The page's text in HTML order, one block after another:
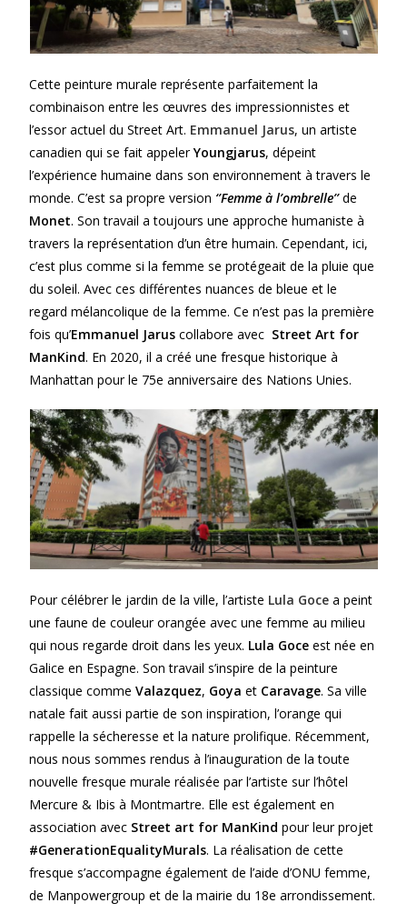
Cette peinture murale représente parfaitement la
combinaison entre les œuvres des impressionnistes et
l’essor actuel du Street Art. Emmanuel Jarus, un artiste
canadien qui se fait appelerYoungjarus, dépeint
l’expérience humaine dans son environnement à travers le
monde. C’est sa propre version ‘’Femme à l’ombrelle’’de
Monet. Son travail a toujours une approche humaniste à
travers la représentation d’un être humain. Cependant, ici,
c’est plus comme si la femme se protégeait de la pluie que
du soleil. Avec ces différentes nuances de bleue et le
regard mélancolique de la femme. Ce n’est pas la première
fois qu’Emmanuel Jarus collabore avec Street Art for
ManKind. En 2020, il a créé une fresque historique à
Manhattan pour le 75e anniversaire des Nations Unies.
Pour célébrer le jardin de la ville, l’artiste Lula Goce a peint
une faune de couleur orangée avec une femme au milieu
qui nous regarde droit dans les yeux. Lula Goce est née en
Galice en Espagne. Son travail s’inspire de la peinture
classique commeValazquez, Goya et Caravage. Sa ville
natale fait aussi partie de son inspiration, l’orange qui
rappelle la sécheresse et la nature prolifique. Récemment,
nous nous sommes rendus à l’inauguration de la toute
nouvelle fresque murale réalisée par l’artiste sur l’hôtel
Mercure & Ibis à Montmartre. Elle est également en
association avec Street art for ManKind pour leur projet
#GenerationEqualityMurals. La réalisation de cette
fresque s’accompagne également de l’aide d’ONU femme,
de Manpowergroup et de la mairie du 18e arrondissement.